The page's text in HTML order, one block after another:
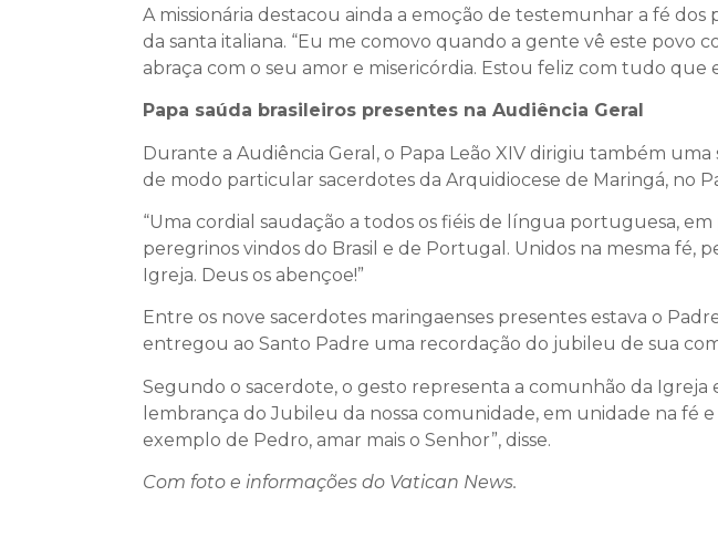
A missionária destacou ainda a emoção de testemunhar a fé
da santa italiana. “Eu me comovo quando a gente vê este povo
abraça com o seu amor e misericórdia. Estou feliz com tudo que
Papa saúda brasileiros presentes na Audiência Geral
Durante a Audiência Geral, o Papa Leão XIV dirigiu também
de modo particular sacerdotes da Arquidiocese de Maringá, no
“Uma cordial saudação a todos os fiéis de língua portuguesa,
peregrinos vindos do Brasil e de Portugal. Unidos na mesma fé,
Igreja. Deus os abençoe!”
Entre os nove sacerdotes maringaenses presentes estava o
entregou ao Santo Padre uma recordação do jubileu de sua
Segundo o sacerdote, o gesto representa a comunhão da
lembrança do Jubileu da nossa comunidade, em unidade na fé
exemplo de Pedro, amar mais o Senhor”, disse.
Com foto e informações do Vatican News.